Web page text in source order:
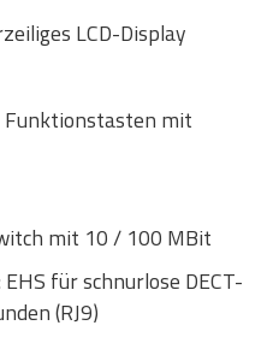
LCD-Display
mit
mit 10 / 100 MBit
für schnurlose DECT-
(RJ9)